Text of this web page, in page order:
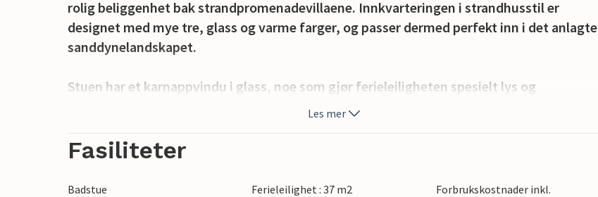
rolig beliggenhet bak strandpromenadevillaene. Innkvarteringen i strandhusstil er
designet med mye tre, glass og varme farger, og passer dermed perfekt inn i det anlagte
sanddynelandskapet.
Stuen har et karnappvindu i glass, noe som gjør ferieleiligheten spesielt lys og
gjennomstrømmet av lys. Her finner du også kjøkkenkrok, sovesofa og bioetanolpeis.
ut på den overbygde terrassen.
Kaffeelskere vil finne en Nespresso-maskin på kjøkkenet (ta med egne kapsler), samt en
Les mer
Fasiliteter
Badstue Ferieleilighet : 37 m2
Forbrukskostnader inkl.